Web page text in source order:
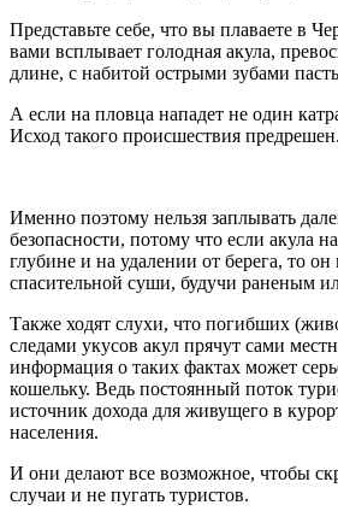
Представьте себе, что вы плаваете в
вами всплывает голодная акула,
длине, с набитой острыми зубами
А если на пловца нападет не один
Исход такого происшествия предрешен.
Именно поэтому нельзя заплывать
безопасности, потому что если акула
глубине и на удалении от берега, то
спасительной суши, будучи раненым
Также ходят слухи, что погибших
следами укусов акул прячут сами
информация о таких фактах может
кошельку. Ведь постоянный поток
источник дохода для живущего в
населения.
И они делают все возможное, чтобы
случаи и не пугать туристов.